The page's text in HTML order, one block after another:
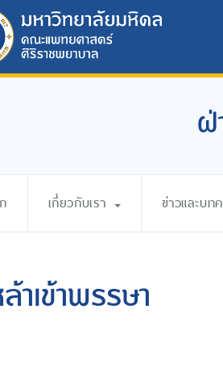
ฝ่
เกี่ยวกับเรา ข่าวและบ
าเข้าพรรษา